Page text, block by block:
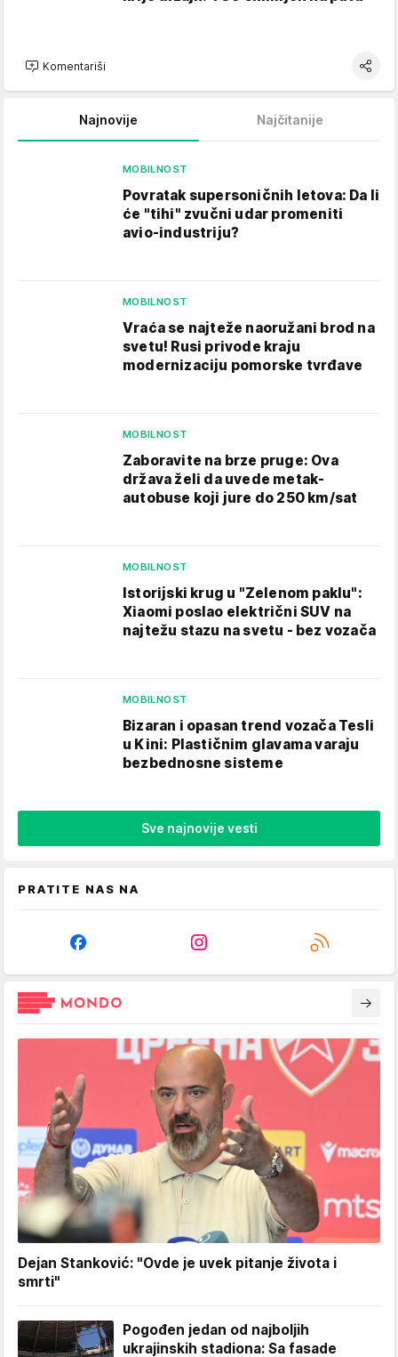
Komentariši
Najnovije Najčitanije
MOBILNOST
Povratak supersoničnih letova: Da li
će "tihi" zvučni udar promeniti
avio-industriju?
MOBILNOST
Vraća se najteže naoružani brod na
svetu! Rusi privode kraju
modernizaciju pomorske tvrđave
MOBILNOST
Zaboravite na brze pruge: Ova
država želi da uvede metak-
autobuse koji jure do 250 km/sat
MOBILNOST
Istorijski krug u "Zelenom paklu":
Xiaomi poslao električni SUV na
najtežu stazu na svetu - bez vozača
MOBILNOST
Bizaran i opasan trend vozača Tesli
u Kini: Plastičnim glavama varaju
bezbednosne sisteme
Sve najnovije vesti
PRATITE NAS NA
Dejan Stanković: "Ovde je uvek pitanje života i
smrti"
Pogođen jedan od najboljih
ukrajinskih stadiona: Sa fasade